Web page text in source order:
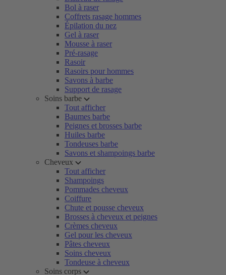
Bol à raser
Coffrets rasage hommes
Épilation du nez
Gel à raser
Mousse à raser
Pré-rasage
Rasoir
Rasoirs pour hommes
Savons à barbe
Support de rasage
Soins barbe
Tout afficher
Baumes barbe
Peignes et brosses barbe
Huiles barbe
Tondeuses barbe
Savons et shampoings barbe
Cheveux
Tout afficher
Shampoings
Pommades cheveux
Coiffure
Chute et pousse cheveux
Brosses à cheveux et peignes
Crèmes cheveux
Gel pour les cheveux
Pâtes cheveux
Soins cheveux
Tondeuse à cheveux
Soins corps